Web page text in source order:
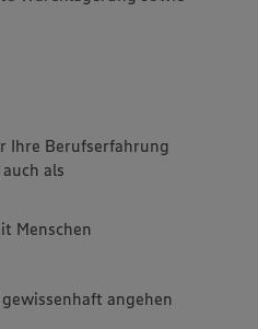
Ihre Berufserfahrung
als
Menschen
angehen